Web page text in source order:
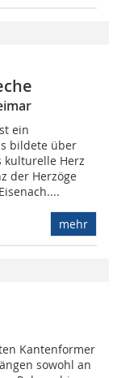
ein
bildete über
kulturelle Herz
der Herzöge
mehr
Kantenformer
sowohl an